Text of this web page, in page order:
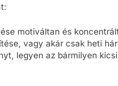
motiváltan és
vagy akár csak heti
legyen az bármilyen